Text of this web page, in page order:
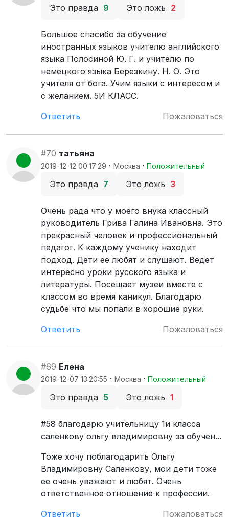
Это правда 9 Это ложь 2
Большое спасибо за обучение
иностранных языков учителю английского
языка Полосиной Ю. Г. и учителю по
немецкого языка Березкину. Н. О. Это
учителя от бога. Учим языки с интересом и
с желанием. 5И КЛАСС.
Ответить
Пожаловаться
#70 татьяна
2019-12-12 00:17:29 · Москва · Положительный
Это правда 7 Это ложь 3
Очень рада что у моего внука классный
руководитель Грива Галина Ивановна. Это
прекрасный человек и профессиональный
педагог. К каждому ученику находит
подход. Дети ее любят и слушают. Ведет
интересно уроки русского языка и
литературы. Посещает музеи вместе с
классом во время каникул. Благодарю
судьбе что мы попали в хорошие руки.
Ответить
Пожаловаться
#69 Елена
2019-12-07 13:20:55 · Москва · Положительный
Это правда 5 Это ложь 1
#58 благодарю учительницу 1и класса
саленкову ольгу владимировну за обучен...
Тоже хочу поблагодарить Ольгу
Владимировну Саленкову, мои дети тоже
ее очень уважают и любят. Очень
ответственное отношение к профессии.
Ответить
Пожаловаться